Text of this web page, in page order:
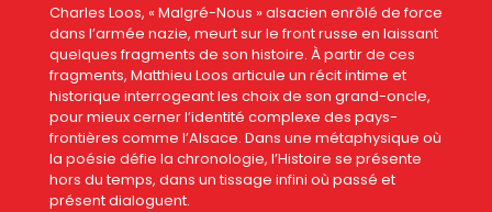
Charles Loos, « Malgré-Nous » alsacien enrôlé de force
dans l’armée nazie, meurt sur le front russe en laissant
quelques fragments de son histoire. À partir de ces
fragments, Matthieu Loos articule un récit intime et
historique interrogeant les choix de son grand-oncle,
pour mieux cerner l’identité complexe des pays-
frontières comme l’Alsace. Dans une métaphysique où
la poésie défie la chronologie, l’Histoire se présente
hors du temps, dans un tissage infini où passé et
présent dialoguent.